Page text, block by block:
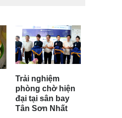
Trải nghiệm
phòng chờ hiện
đại tại sân bay
Tân Sơn Nhất